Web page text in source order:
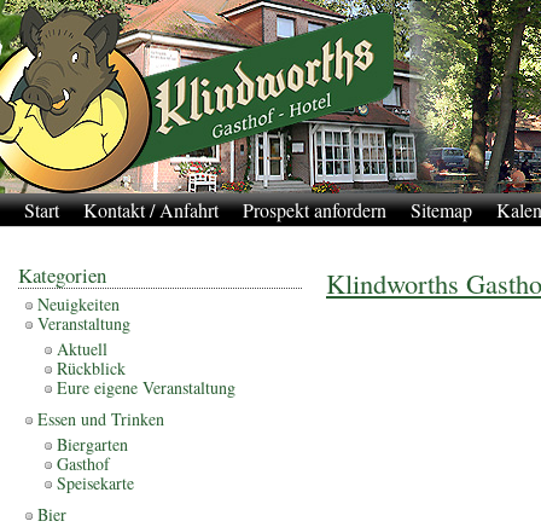
Start Kontakt / Anfahrt Prospekt anfordern Sitemap
Klindworths
Kategorien
Neuigkeiten
Veranstaltung
Aktuell
Rückblick
Eure eigene Veranstaltung
Essen und Trinken
Biergarten
Gasthof
Speisekarte
Bier